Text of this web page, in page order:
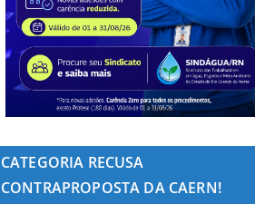
CATEGORIA RECUSA
CONTRAPROPOSTA DA CAERN!